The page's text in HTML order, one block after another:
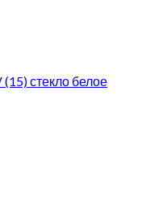
стекло белое